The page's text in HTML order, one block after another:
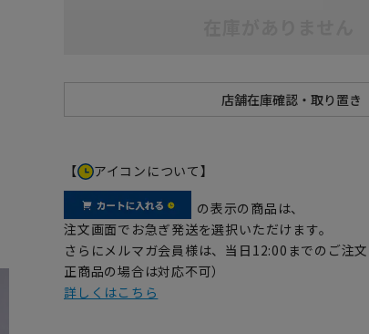
【 アイコンについて】
の表示の商品は、
注文画面でお急ぎ発送を選択いただけます。
さらにメルマガ会員様は、当日12:00までのご注
正商品の場合は対応不可）
詳しくはこちら